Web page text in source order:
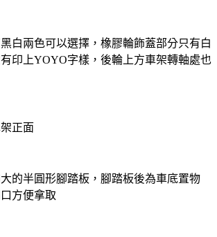
白兩色可以選擇，橡膠輪飾蓋部分只有白
印上YOYO字樣，後輪上方車架轉軸處也
正面
的半圓形腳踏板，腳踏板後為車底置物
方便拿取